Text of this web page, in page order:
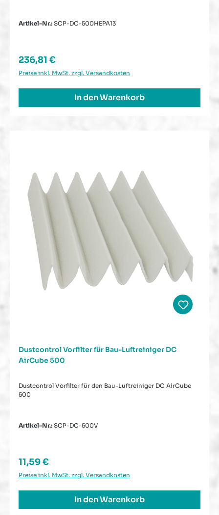
Artikel-Nr.: SCP-DC-500HEPA13
Regulärer Preis:
236,81 €
Preise inkl. MwSt. zzgl. Versandkosten
In den Warenkorb
Dustcontrol Vorfilter für Bau-Luftreiniger DC
AirCube 500
Dustcontrol Vorfilter für den Bau-Luftreiniger DC AirCube
500
Artikel-Nr.: SCP-DC-500V
Regulärer Preis:
11,59 €
Preise inkl. MwSt. zzgl. Versandkosten
In den Warenkorb